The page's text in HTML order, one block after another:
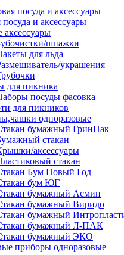
посуда и аксессуары
и аксессуары
аксессуары
шпажки
для льда
украшения
для пикника
посуды фасовка
для пикников
одноразовые
бумажный ГринПак
стакан
аксессуары
стакан
Бум Новый Год
бум ЮГ
бумажный Асмин
бумажный Виридо
бумажный
бумажный Л-ПАК
бумажный ЭКО
приборы одноразовые